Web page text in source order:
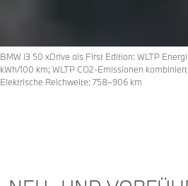
BMW i3 50 xDrive als First Edition: WLTP
kWh/100 km; WLTP CO2-Emissionen
Elektrische Reichweite: 758–906 km